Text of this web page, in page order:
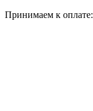
Принимаем к оплате: